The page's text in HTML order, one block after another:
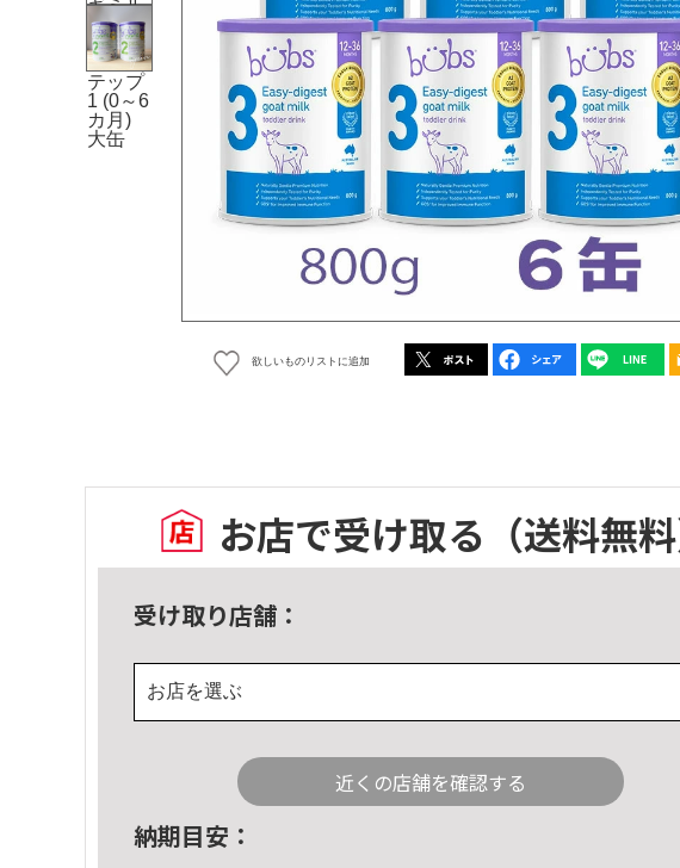
欲しいものリストに追加
お店で受け取る （送料無料
受け取り店舗：
お店を選ぶ
近くの店舗を確認する
納期目安：